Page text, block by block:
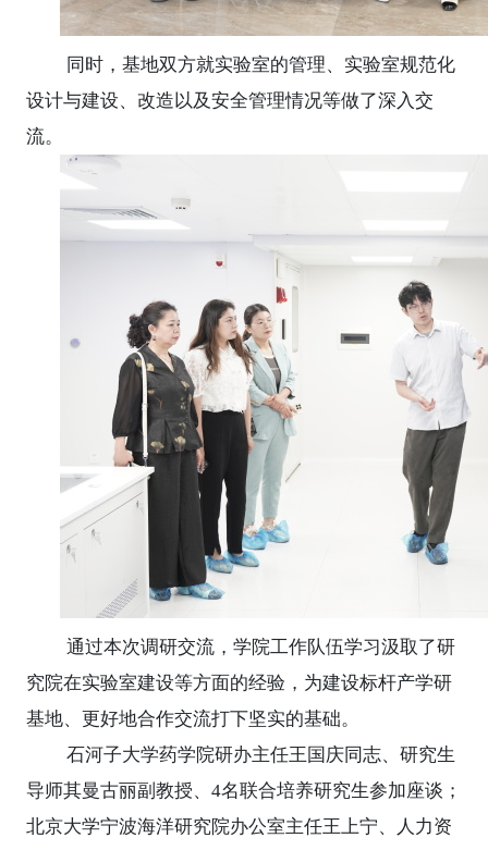
同时，基地双方就实验室的管理、实验室规范化
设计与建设、改造以及安全管理情况等做了深入交
流。
通过本次调研交流， 学院工作队伍学习汲取了研
究院在实验室建设等方面的经验，为建设标杆产学研
基地、更好地合作交流打下坚实的基础。
石河子大学药学院研办主任王国庆同志、研究生
导师其曼古丽副教授、 4名联合培养研究生参加座谈；
北京大学宁波海洋研究院办公室主任王上宁、人力资